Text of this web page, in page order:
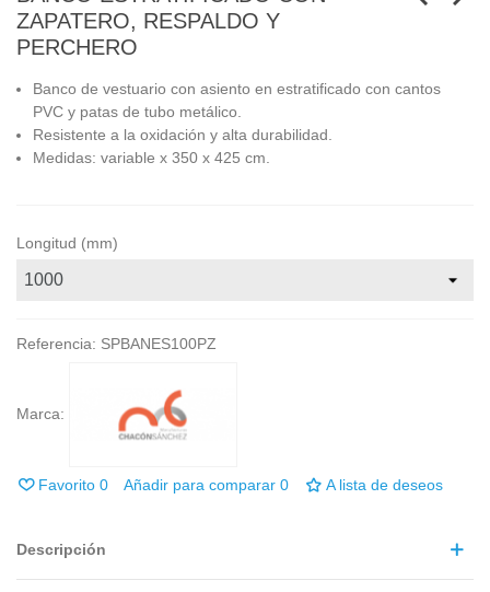
ZAPATERO, RESPALDO Y
PERCHERO
Banco de vestuario con asiento en estratificado con cantos
PVC y patas de tubo metálico.
Resistente a la oxidación y alta durabilidad.
Medidas: variable x 350 x 425 cm.
Longitud (mm)
Referencia: SPBANES100PZ
Marca:
Favorito 0 Añadir para comparar 0 A lista de deseos
Descripción